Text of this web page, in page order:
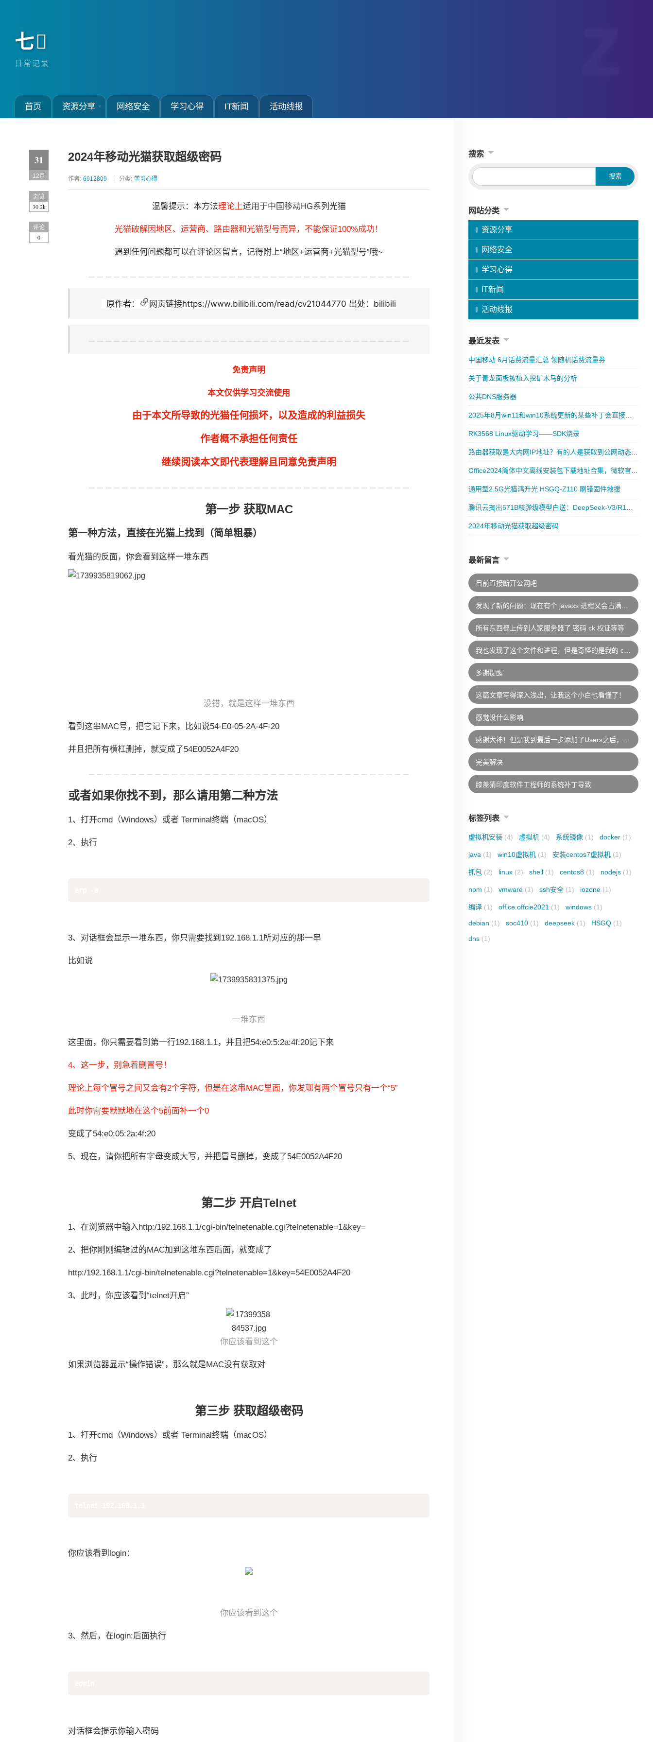
七
日常记录
首页 资源分享 网络安全 学习心得 IT新闻 活动线报
2024年移动光猫获取超级密码
31
12月 作者: 6912809 分类: 学习心得
温馨提示：本方法理论上适用于中国移动HG系列光猫
光猫破解因地区、运营商、路由器和光猫型号而异，不能保证100%成功！
遇到任何问题都可以在评论区留言，记得附上“地区+运营商+光猫型号”哦~
原作者： 网页链接https://www.bilibili.com/read/cv21044770 出处：bilibili
免责声明
本文仅供学习交流使用
由于本文所导致的光猫任何损坏，以及造成的利益损失
作者概不承担任何责任
继续阅读本文即代表理解且同意免责声明
第一步 获取MAC
第一种方法，直接在光猫上找到（简单粗暴）
看光猫的反面，你会看到这样一堆东西
没错，就是这样一堆东西
看到这串MAC号，把它记下来，比如说54-E0-05-2A-4F-20
并且把所有横杠删掉，就变成了54E0052A4F20
或者如果你找不到，那么请用第二种方法
1、打开cmd（Windows）或者 Terminal终端（macOS）
2、执行
3、对话框会显示一堆东西，你只需要找到192.168.1.1所对应的那一串
比如说
一堆东西
这里面，你只需要看到第一行192.168.1.1，并且把54:e0:5:2a:4f:20记下来
4、这一步，别急着删冒号！
理论上每个冒号之间又会有2个字符，但是在这串MAC里面，你发现有两个冒号只有一个“5”
此时你需要默默地在这个5前面补一个0
变成了54:e0:05:2a:4f:20
5、现在，请你把所有字母变成大写，并把冒号删掉，变成了54E0052A4F20
第二步 开启Telnet
1、在浏览器中输入http:/192.168.1.1/cgi-bin/telnetenable.cgi?telnetenable=1&key=
2、把你刚刚编辑过的MAC加到这堆东西后面，就变成了
http:/192.168.1.1/cgi-bin/telnetenable.cgi?telnetenable=1&key=54E0052A4F20
3、 此时，你应该看到“telnet开启”
你应该看到这个
如果浏览器显示“操作错误”，那么就是MAC没有获取对
第三步 获取超级密码
1、打开cmd（Windows）或者 Terminal终端（macOS）
2、执行
你应该看到login：
你应该看到这个
3、然后，在login:后面执行
对话框会提示你输入密码
浏览
30.2k
评论
0
搜索
网站分类
资源分享
网络安全
学习心得
IT新闻
活动线报
最近发表
中国移动 6月话费流量汇总 领随机话费流量券
关于青龙面板被植入挖矿木马的分析
公共DNS服务器
RK3568 Linux驱动学习——SDK烧录
通用型2.5G光猫鸿升光 HSGQ-Z110 刷错固件救援
2024年移动光猫获取超级密码
最新留言
目前直接断开公网吧
所有东西都上传到人家服务器了 密码 ck 权证等等
多谢提醒
这篇文章写得深入浅出，让我这个小白也看懂了！
感觉没什么影响
完美解决
膝盖猜印度软件工程师的系统补丁导致
标签列表
虚拟机安装 (4) 虚拟机 (4) 系统镜像 (1) docker (1)
java (1) win10虚拟机 (1) 安装centos7虚拟机 (1)
抓包 (2) linux (2) shell (1) centos8 (1) nodejs (1)
npm (1) vmware (1) ssh安全 (1) iozone (1)
编译 (1) office.offcie2021 (1) windows (1)
debian (1) soc410 (1) deepseek (1) HSGQ (1)
dns (1)